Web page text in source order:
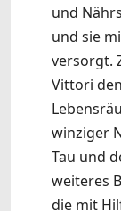
und
und sie
versorgt.
Vittori
winziger
Tau und
weiteres
die mit